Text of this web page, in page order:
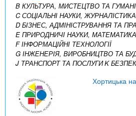
B КУЛЬТУРА, МИСТЕЦТВО ТА
C СОЦІАЛЬНІ НАУКИ,
D БІЗНЕС, АДМІНІСТРУВАННЯ ТА
E ПРИРОДНИЧІ НАУКИ,
F ІНФОРМАЦІЙНІ ТЕХНОЛОГІЇ
G ІНЖЕНЕРІЯ, ВИРОБНИЦТВО ТА
J ТРАНСПОРТ ТА ПОСЛУГИK
Хортицька